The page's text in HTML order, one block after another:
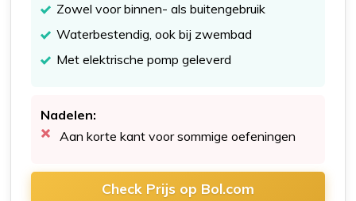
Zowel voor binnen- als buitengebruik
Waterbestendig, ook bij zwembad
Met elektrische pomp geleverd
Nadelen:
Aan korte kant voor sommige oefeningen
Check Prijs op Bol.com